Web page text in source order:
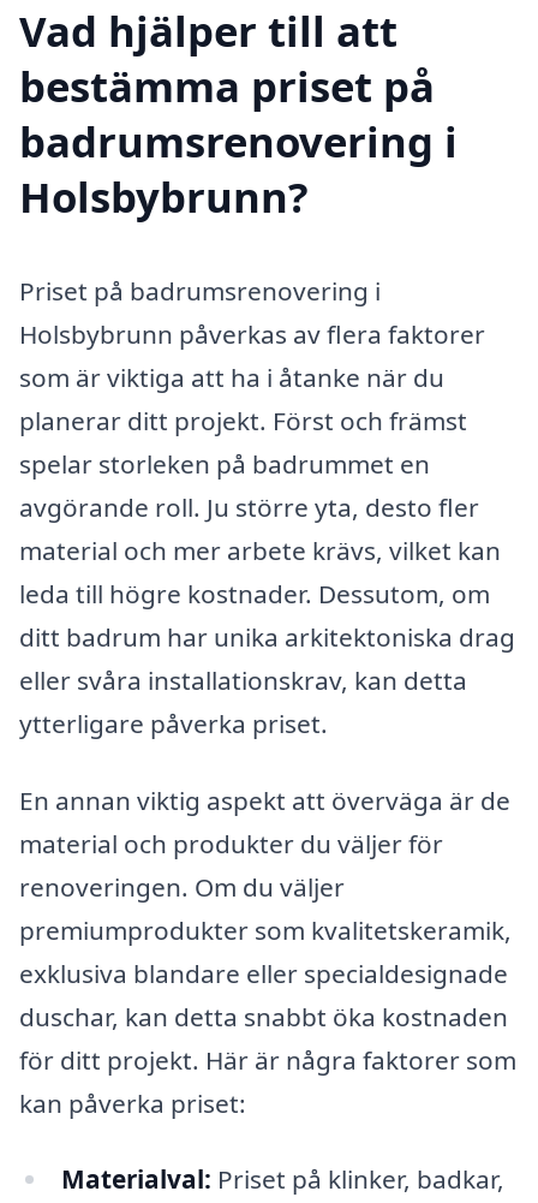
Vad hjälper till att
bestämma priset på
badrumsrenovering i
Holsbybrunn?
Priset på badrumsrenovering i
Holsbybrunn påverkas av flera faktorer
som är viktiga att ha i åtanke när du
planerar ditt projekt. Först och främst
spelar storleken på badrummet en
avgörande roll. Ju större yta, desto fler
material och mer arbete krävs, vilket kan
leda till högre kostnader. Dessutom, om
ditt badrum har unika arkitektoniska drag
eller svåra installationskrav, kan detta
ytterligare påverka priset.
En annan viktig aspekt att överväga är de
material och produkter du väljer för
renoveringen. Om du väljer
premiumprodukter som kvalitetskeramik,
exklusiva blandare eller specialdesignade
duschar, kan detta snabbt öka kostnaden
för ditt projekt. Här är några faktorer som
kan påverka priset:
Materialval: Priset på klinker, badkar,